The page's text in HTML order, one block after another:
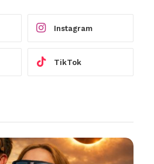
Instagram
TikTok